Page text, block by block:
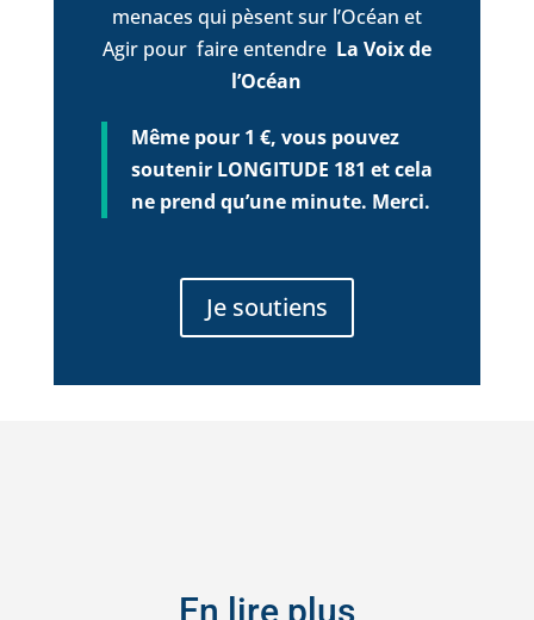
menaces qui pèsent sur l’Océan et
Agir pour faire entendre La Voix de
l’Océan
Même pour 1 €, vous pouvez
soutenir LONGITUDE 181 et cela
ne prend qu’une minute. Merci.
Je soutiens
En lire plus